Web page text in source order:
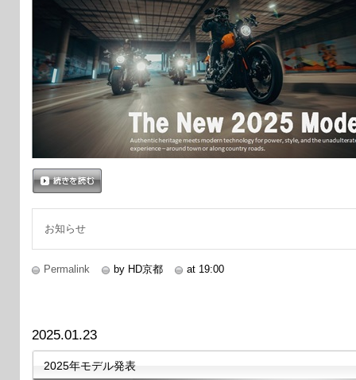
お知らせ
Permalink by HD京都 at 19:00
2025.01.23
2025年モデル発表